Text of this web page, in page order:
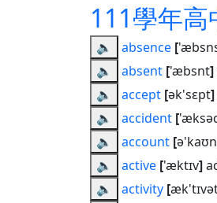
111學年
🔈 absence [
🔈
absent ['æbsnt]
🔈
accept [ək'sɛpt]
🔈
accident [
🔈
account [
🔈
active ['æktɪv]
🔈
activity [